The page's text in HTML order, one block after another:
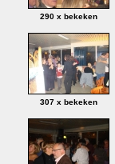
290 x bekeken
307 x bekeken